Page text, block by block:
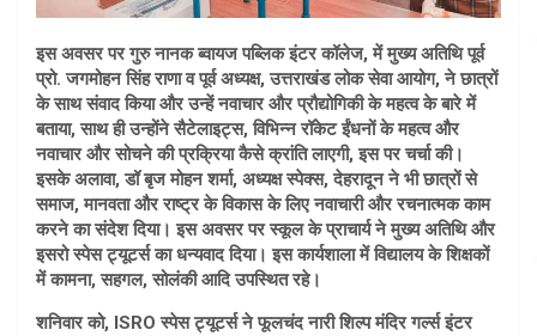
इस अवसर पर गुरु नानक ब्वायज पब्लिक इंटर कॉलेज, में मुख्य अतिथि पूर्व
प्रो. जगमोहन सिंह राणा व पूर्व अध्यक्ष, उत्तराखंड लोक सेवा आयोग, ने छात्रों
के साथ संवाद किया और उन्हें नवाचार और प्रौद्योगिकी के महत्व के बारे में
बताया, साथ ही उन्होंने सैटेलाइट्स, विभिन्न रॉकेट ईंधनों के महत्व और
नवाचार और सोचने की प्रक्रिया कैसे क्रांति लाएगी, इस पर चर्चा की।
इसके अलावा, डॉ बृज मोहन शर्मा, अध्यक्ष स्पेक्स, देहरादून ने भी छात्रों से
समाज, मानवता और राष्ट्र के विकास के लिए नवाचारी और रचनात्मक काम
करने का संदेश दिया। इस अवसर पर स्कूल के प्राचार्य ने मुख्य अतिथि और
इसरो स्पेस ट्यूटर्स का धन्यवाद दिया। इस कार्यशाला में विद्यालय के शिक्षकों
में कामना, सहगल, सोलंकी आदि उपस्थित रहे।
शनिवार को, ISRO स्पेस ट्यूटर्स ने फूलचंद नारी शिल्प मंदिर गर्ल्स इंटर